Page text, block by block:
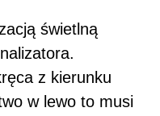
świetlną
z kierunku
w lewo to musi